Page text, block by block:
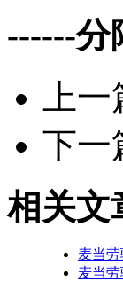
------分
上一
下一
相关文
麦当
麦当